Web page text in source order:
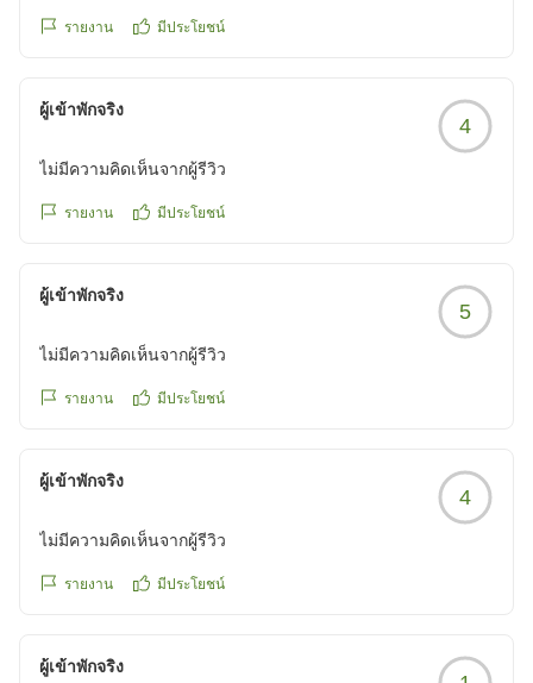
とれました。
クチコミの詳細はこちらから
reviewId=33123478536597
รายงาน มีประโยชน์
ผู้เข้าพักจริง
4
ไม่มีความคิดเห็นจากผู้รีวิว
รายงาน มีประโยชน์
ผู้เข้าพักจริง
5
ไม่มีความคิดเห็นจากผู้รีวิว
รายงาน มีประโยชน์
ผู้เข้าพักจริง
4
ไม่มีความคิดเห็นจากผู้รีวิว
รายงาน มีประโยชน์
ผู้เข้าพักจริง